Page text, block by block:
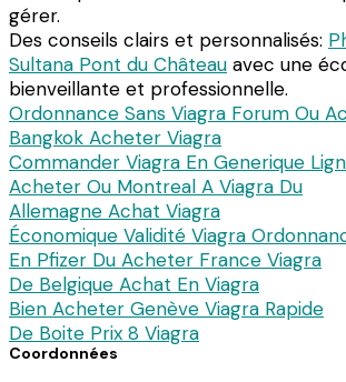
gérer.
Des conseils clairs et personnalisés:
Sultana Pont du Château avec une
bienveillante et professionnelle.
Ordonnance Sans Viagra Forum Ou
Bangkok Acheter Viagra
Commander Viagra En Generique
Acheter Ou Montreal A Viagra Du
Allemagne Achat Viagra
Économique Validité Viagra
En Pfizer Du Acheter France Viagra
De Belgique Achat En Viagra
Bien Acheter Genève Viagra Rapide
De Boite Prix 8 Viagra
Coordonnées